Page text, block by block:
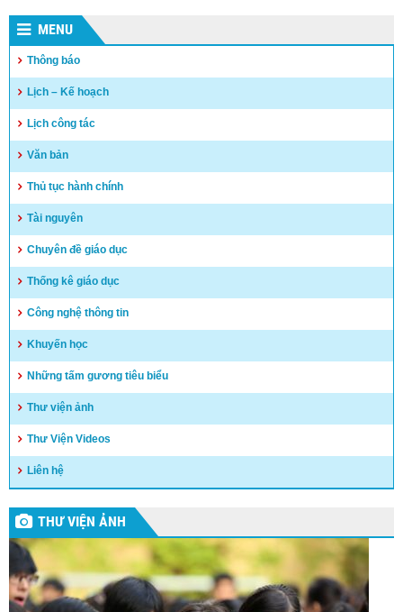
Kỳ thi chọn học sinh giỏi trung học cơ sở cấp tỉnh, năm học
(24/02/2025)
MENU
Thông báo
Lịch – Kế hoạch
Lịch công tác
Văn bản
Thủ tục hành chính
Tài nguyên
Chuyên đề giáo dục
Thống kê giáo dục
Công nghệ thông tin
Khuyến học
Những tấm gương tiêu biểu
Thư viện ảnh
Thư Viện Videos
Liên hệ
THƯ VIỆN ẢNH